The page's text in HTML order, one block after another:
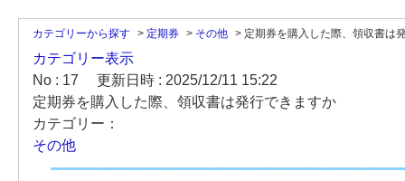
カテゴリーから探す > 定期券 > その他 > 定期券を購入した際、領収書は
カテゴリー表示
No : 17
更新日時 : 2025/12/11 15:22
定期券を購入した際、領収書は発行できますか
カテゴリー：
その他